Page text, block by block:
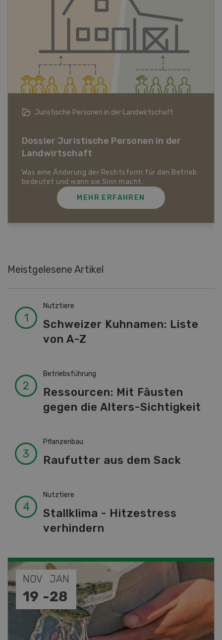
Bio-Artikel
Dossier Bio-Artikel
MEHR ERFAHREN
Meistgelesene Artikel
Nutztiere
Schweizer Kuhnamen: Liste
von A-Z
Betriebsführung
Ressourcen: Mit Fäusten
gegen die Alters-Sichtigkeit
Pflanzenbau
Raufutter aus dem Sack
Nutztiere
Stallklima - Hitzestress
verhindern
SEP
26 -27